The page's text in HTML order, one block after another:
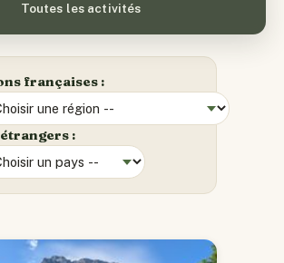
Toutes les activités
françaises :
: